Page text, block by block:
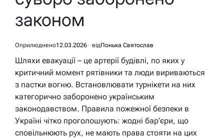
законом
Оприлюднено12.03.2026 відПонька Святослав
Шляхи евакуації – це артерії будівлі, по яких у
критичний момент рятівники та люди вириваються
з пастки вогню. Встановлювати турнікети на них
категорично заборонено українським
законодавством. Правила пожежної безпеки в
Україні чітко проголошують: жодні бар’єри, що
сповільнюють рух, не мають права стояти на цих